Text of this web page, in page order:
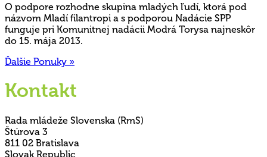
O podpore rozhodne skupina mladých ľudí, ktorá pod
názvom Mladí filantropi a s podporou Nadácie SPP
funguje pri Komunitnej nadácii Modrá Torysa najneskôr
do 15. mája 2013.
Ďalšie Ponuky »
Kontakt
Rada mládeže Slovenska (RmS)
Štúrova 3
811 02 Bratislava
Slovak Republic